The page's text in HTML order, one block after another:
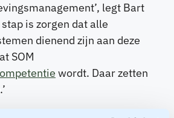
legt Bart
is zorgen dat alle
dienend zijn aan deze
SOM
wordt. Daar zetten